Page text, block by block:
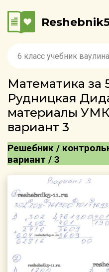
Математика за
Рудницкая
материалы
вариант 3
Решебник /
вариант / 3